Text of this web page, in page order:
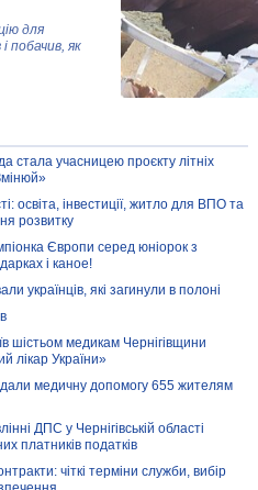
для
побачив, як
та тварин
бізнес-
області
Forbes
Патрона: хто і
І куди
стала учасницею проєкту літніх
освіта, інвестиції, житло для ВПО та
розвитку
Європи серед юніорок з
і каное!
українців, які загинули в полоні
шістьом медикам Чернігівщини
лікар України»
медичну допомогу 655 жителям
ДПС у Чернігівській області
платників податків
чіткі терміни служби, вибір